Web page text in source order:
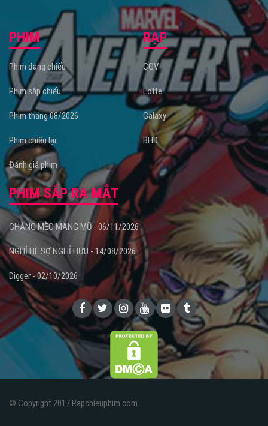
PHIM
Phim đang chiếu
Phim sắp chiếu
Phim tháng 08/2026
Phim chiếu lại
Đánh giá phim
RẠP
CGV
Lotte
Galaxy
BHD
PHIM SẮP RA MẮT
CHÀNG MÈO MANG MŨ - 06/11/2026
NGHỈ HÈ SỢ NGHỈ HƯU - 14/08/2026
Digger - 02/10/2026
© Copyright 2017 Rapchieuphim.com